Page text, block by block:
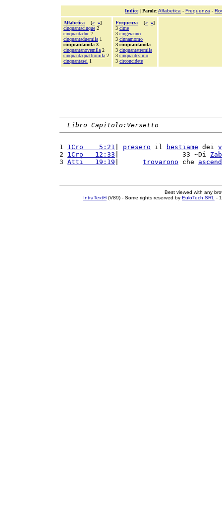
Indice| Parole: Alfabetica - Frequenza -
Alfabetica [« »]
cinquantacinque 2
cinquantadue 7
cinquantaduemila 1
cinquantamila 3
cinquantanovemila 2
cinquantaquattromila 2
cinquantasei 1
Frequenza [« »]
3 cime
3 cingeranno
3 cinnamomo
3 cinquantamila
3 cinquantatremila
3 cinquantesimo
3 circoncidete
Libro Capitolo:Versetto
1 1Cro    5:21 presero il bestiame dei
2 1Cro   12:33 |                33 ~Di
3 Atti   19:19 trovarono che
Best viewed with any
IntraText®(V89) - Some rights reserved by EuloTech SRL -